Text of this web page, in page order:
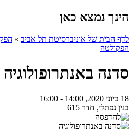
הינך נמצא כאן
לדף הבית של אוניברסיטת תל אביב »
הפקולטה
סדנה באנתרופולוגיה
18 ביוני 2020, 14:00 - 16:00
בנין נפתלי, חדר 615